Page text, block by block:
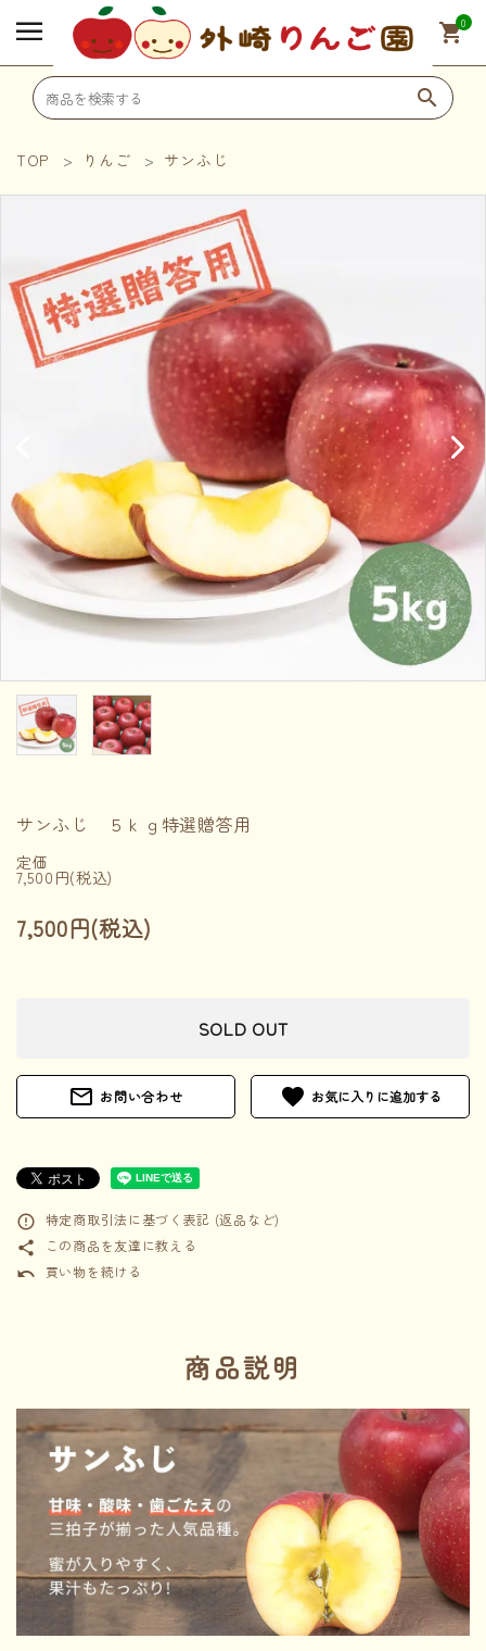
0
shopping_cart
search
SHOPPING
🍎 りんご
🍹 ジュース
🎁 その他オリジナル商品
INFORMATION
ACCOUNT MENU
ようこそ ゲスト 様
meeting_room ログイン
TOP りんご サンふじ
サンふじ ５ｋｇ特選贈答用
定価
7,500円(税込)
7,500円(税込)
SOLD OUT
mail_outline お問い合わせ favorite
error_outline 特定商取引法に基づく表記 (返品など)
share この商品を友達に教える
undo 買い物を続ける
商品説明